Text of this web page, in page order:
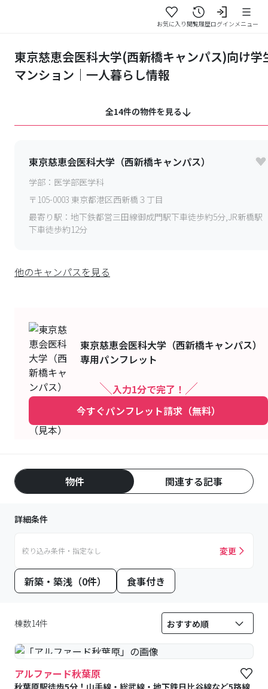
お気に入り閲覧履歴ログインメニュー
東京慈恵会医科大学(西新橋キャンパス)向け学
マンション｜一人暮らし情報
全14件の物件を見る
東京慈恵会医科大学（西新橋キャンパス）
学部： 医学部医学科
〒 105-0003 東京都港区西新橋３丁目
最寄り駅： 地下鉄都営三田線御成門駅下車徒歩約5分,JR新橋駅
下車徒歩約12分
他のキャンパスを見る
東京慈恵会医科大学（西新橋キャンパス）
専用パンフレット
入力1分で完了！
今すぐパンフレット請求（無料）
物件 関連する記事
詳細条件
絞り込み条件・指定なし 変更
新築・築浅（0件） 食事付き
棟数14件
#予約受付中 #空室待ち
アルファード秋葉原
秋葉原駅徒歩5分！山手線・総武線・地下鉄日比谷線など5路線